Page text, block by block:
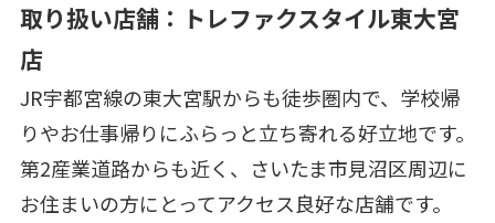
取り扱い店舗：トレファクスタイル東大宮
店
JR宇都宮線の東大宮駅からも徒歩圏内で、学校帰
りやお仕事帰りにふらっと立ち寄れる好立地です。
第2産業道路からも近く、さいたま市見沼区周辺に
お住まいの方にとってアクセス良好な店舗です。